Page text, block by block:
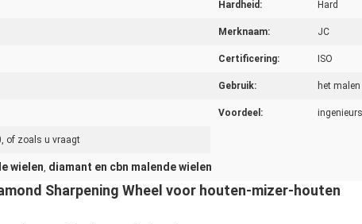
Hardheid: Hard
Merknaam: JC
Certificering: ISO
Gebruik: het malen
Voordeel:
of zoals u vraagt
wielen, diamant en cbn malende wielen
Sharpening Wheel voor houten-mizer-houten